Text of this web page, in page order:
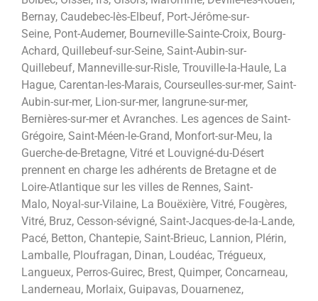
Bernay, Caudebec-lès-Elbeuf, Port-Jérôme-sur-
Seine, Pont-Audemer, Bourneville-Sainte-Croix, Bourg-
Achard, Quillebeuf-sur-Seine, Saint-Aubin-sur-
Quillebeuf, Manneville-sur-Risle, Trouville-la-Haule, La
Hague, Carentan-les-Marais, Courseulles-sur-mer, Saint-
Aubin-sur-mer, Lion-sur-mer, langrune-sur-mer,
Bernières-sur-mer et Avranches. Les agences de Saint-
Grégoire, Saint-Méen-le-Grand, Monfort-sur-Meu, la
Guerche-de-Bretagne, Vitré et Louvigné-du-Désert
prennent en charge les adhérents de Bretagne et de
Loire-Atlantique sur les villes de Rennes, Saint-
Malo, Noyal-sur-Vilaine, La Bouëxière, Vitré, Fougères,
Vitré, Bruz, Cesson-sévigné, Saint-Jacques-de-la-Lande,
Pacé, Betton, Chantepie, Saint-Brieuc, Lannion, Plérin,
Lamballe, Ploufragan, Dinan, Loudéac, Trégueux,
Langueux, Perros-Guirec, Brest, Quimper, Concarneau,
Landerneau, Morlaix, Guipavas, Douarnenez,